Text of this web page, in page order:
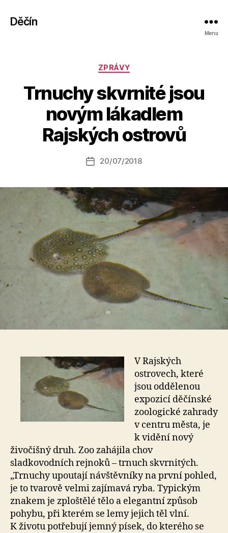
Děčín
Menu
Rubriky
ZPRÁVY
Trnuchy skvrnité jsou
novým lákadlem
Rajských ostrovů
Autor
příspěvku
u
o
a
o
Datum
20/07/2018
V Rajských
ostrovech, které
jsou oddělenou
expozicí děčínské
zoologické zahrady
v centru města, je
k vidění nový
živočišný druh. Zoo zahájila chov
sladkovodních rejnoků – trnuch skvrnitých.
„Trnuchy upoutají návštěvníky na první pohled,
je to tvarově velmi zajímavá ryba. Typickým
znakem je zploštělé tělo a elegantní způsob
pohybu, při kterém se lemy jejich těl vlní.
K životu potřebují jemný písek, do kterého se